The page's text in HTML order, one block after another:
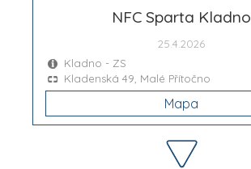
NFC Sparta Kladno
25.4.2026
Kladno - ZS
Kladenská 49, Malé Přítočno
Mapa